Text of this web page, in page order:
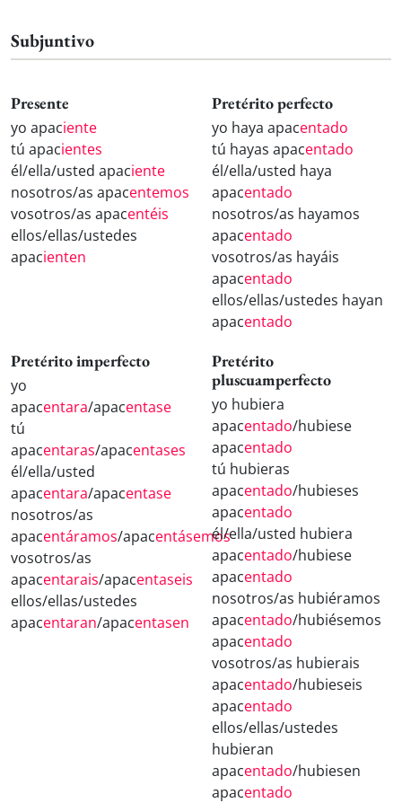
Subjuntivo
Presente
yo apaciente
tú apacientes
él/ella/usted apaciente
nosotros/as apacentemos
vosotros/as apacentéis
ellos/ellas/ustedes
apacienten
Pretérito perfecto
yo haya apacentado
tú hayas apacentado
él/ella/usted haya
apacentado
nosotros/as hayamos
apacentado
vosotros/as hayáis
apacentado
ellos/ellas/ustedes hayan
apacentado
Pretérito imperfecto
yo
apacentara/apacentase
tú
apacentaras/apacentases
él/ella/usted
apacentara/apacentase
nosotros/as
apacentáramos/apacentásemos
vosotros/as
apacentarais/apacentaseis
ellos/ellas/ustedes
apacentaran/apacentasen
Pretérito
pluscuamperfecto
yo hubiera
apacentado/hubiese
apacentado
tú hubieras
apacentado/hubieses
apacentado
él/ella/usted hubiera
apacentado/hubiese
apacentado
nosotros/as hubiéramos
apacentado/hubiésemos
apacentado
vosotros/as hubierais
apacentado/hubieseis
apacentado
ellos/ellas/ustedes
hubieran
apacentado/hubiesen
apacentado